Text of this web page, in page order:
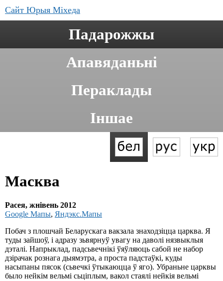
Сайт Юрыя Міхеда
Падарожжы
Апавяданьні
Пераклады
Іншае
Масква
Расея, жнівень 2012
Google Мапы, Яндэкс.Мапы
Побач з плошчай Беларускага вакзала знаходзіцца царква. Я
туды зайшоў, і адразу зьвярнуў увагу на даволі нязвыклыя
дэталі. Напрыклад, падсьвечнікі ўяўляюць сабой не набор
дзірачак рознага дыямэтра, а проста падстаўкі, куды
насыпаны пясок (сьвечкі ўтыкаюцца ў яго). Убраньне царквы
было нейкім вельмі сьціплым, вакол стаялі нейкія вельмі